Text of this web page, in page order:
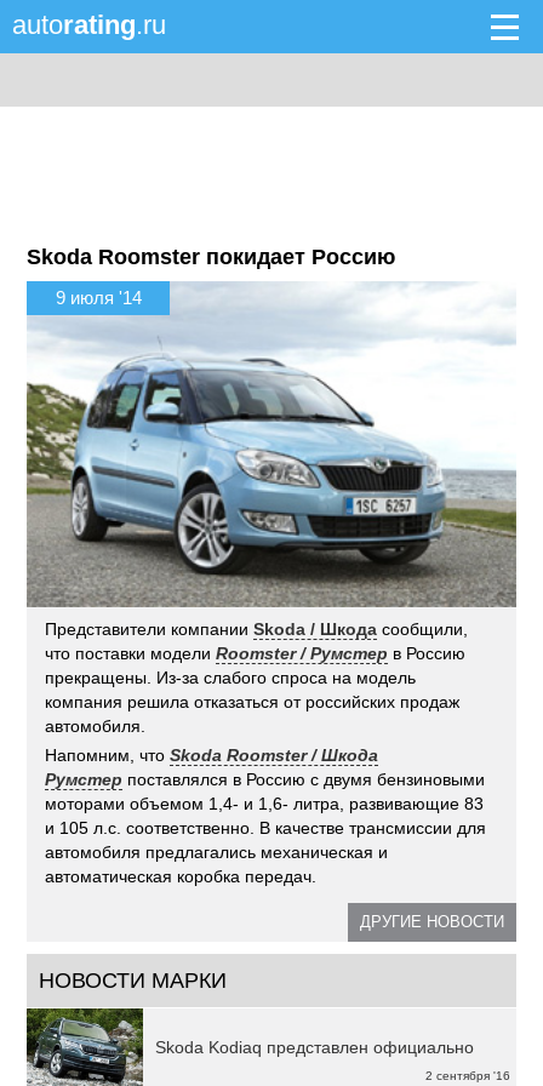
autorating.ru
Skoda Roomster покидает Россию
9 июля '14
Представители компанииSkoda / Шкода сообщили,
что поставки моделиRoomster / Румстер в Россию
прекращены. Из-за слабого спроса на модель
компания решила отказаться от российских продаж
автомобиля.
Напомним, чтоSkoda Roomster / Шкода
Румстер поставлялся в Россию с двумя бензиновыми
моторами объемом 1,4- и 1,6- литра, развивающие 83
и 105 л.с. соответственно. В качестве трансмиссии для
автомобиля предлагались механическая и
автоматическая коробка передач.
ДРУГИЕ НОВОСТИ
НОВОСТИ МАРКИ
2 сентября '16
Skoda Kodiaq представлен официально